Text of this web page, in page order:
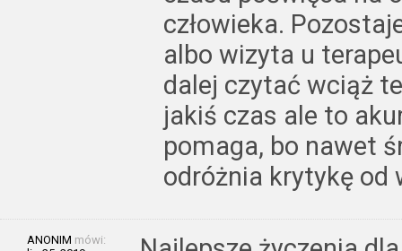
człowieka.
albo wizyta u
dalej czytać wciąż
jakiś czas ale to
pomaga, bo nawet
odróżnia krytykę
ANONIM mówi: